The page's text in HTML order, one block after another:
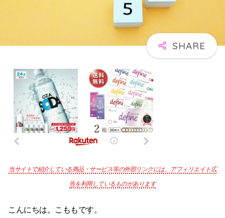
当サイトで紹介している商品・サービス等の外部リンクには、アフィリエイト広
告を利用しているものがあります
こんにちは。こももです。